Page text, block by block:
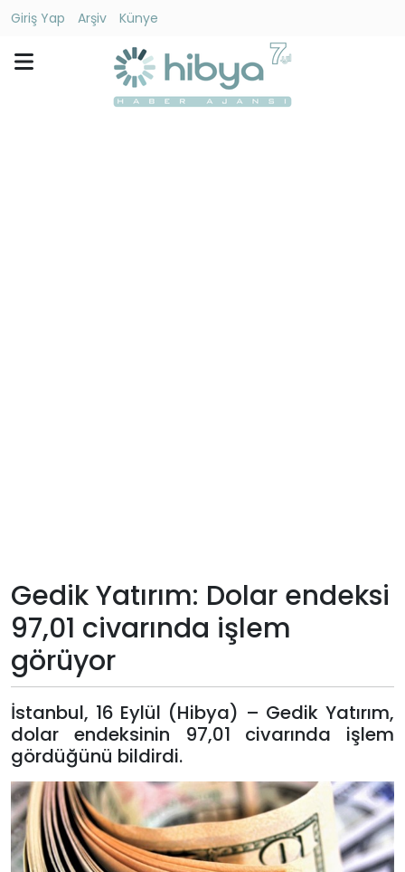
Giriş Yap Arşiv
Künye
Künye
Giriş
Yap
Gedik Yatırım: Dolar endeksi
97,01 civarında işlem
görüyor
İstanbul, 16 Eylül (Hibya) – Gedik Yatırım,
dolar endeksinin 97,01 civarında işlem
gördüğünü bildirdi.